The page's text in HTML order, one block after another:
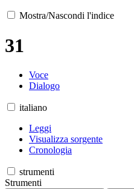
Mostra/Nascondi l'indice
31
Voce
Dialogo
italiano
Leggi
Visualizza sorgente
Cronologia
strumenti
Strumenti